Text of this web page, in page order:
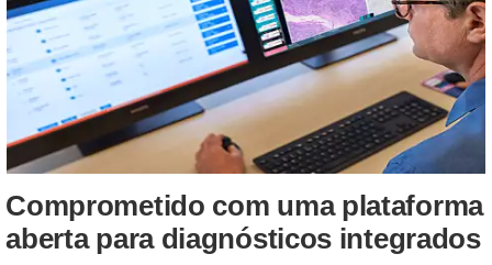
Comprometido com uma plataforma
aberta para diagnósticos integrados